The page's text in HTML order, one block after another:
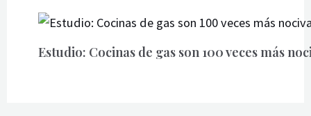
Estudio: Cocinas de gas son 100 veces más